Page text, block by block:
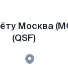
Москва
(QSF)